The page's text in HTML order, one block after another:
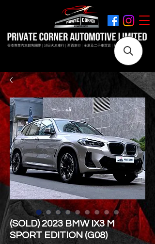
香港專業汽車銷售團隊 | 沙田火炭車行 | 西貢車行 | 全新及二手車買賣 | 最短時間極速成交
(SOLD) 2023 BMW IX3 M
SPORT EDITION (G08)